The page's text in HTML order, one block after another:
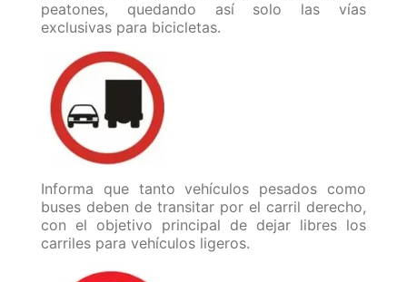
peatones, quedando así solo las vías
exclusivas para bicicletas.
Informa que tanto vehículos pesados como
buses deben de transitar por el carril derecho,
con el objetivo principal de dejar libres los
carriles para vehículos ligeros.